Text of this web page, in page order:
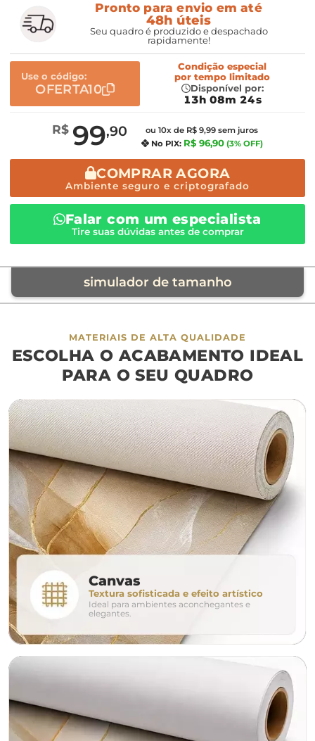
Pronto para envio em até
48h úteis
Seu quadro é produzido e despachado
rapidamente!
Use o código:
OFERTA10
Condição especial
por tempo limitado
Disponível por:
13h 08m 24s
R$ 99,90
ou 10x de R$ 9,99 sem juros
No PIX: R$ 96,90 (3% OFF)
COMPRAR AGORA
Ambiente seguro e criptografado
Falar com um especialista
Tire suas dúvidas antes de comprar
simulador de tamanho
móvel de referência
sofá cama
largura aproximada
160cm 200cm
280cm 320cm
conjunto
avulso duo
o tamanho ideal para o seu ambiente é
MATERIAIS DE ALTA QUALIDADE
ESCOLHA O ACABAMENTO IDEAL
PARA O SEU QUADRO
Canvas
Textura sofisticada e efeito artístico
Ideal para ambientes aconchegantes e
elegantes.